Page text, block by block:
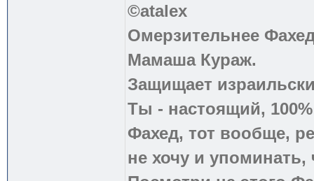
©atalex
Омерзительнее
Мамаша Кураж.
Защищает
Ты - настоящий,
Фахед, тот вообще,
не хочу и